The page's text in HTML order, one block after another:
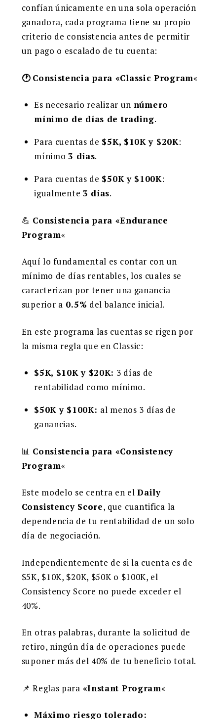
confían únicamente en una sola operación
ganadora, cada programa tiene su propio
criterio de consistencia antes de permitir
un pago o escalado de tu cuenta:
🕐 Consistencia para «Classic Program«
Es necesario realizar un número
mínimo de días de trading.
Para cuentas de $5K, $10K y $20K:
mínimo3 días.
Para cuentas de $50K y $100K:
igualmente 3 días.
💪 Consistencia para «Endurance
Program«
Aquí lo fundamental es contar con un
mínimo de días rentables, los cuales se
caracterizan por tener una ganancia
superior a 0.5% del balance inicial.
En este programa las cuentas se rigen por
la misma regla que en Classic:
$5K, $10K y $20K: 3 días de
rentabilidad como mínimo.
$50K y $100K: al menos 3 días de
ganancias.
📊 Consistencia para «Consistency
Program«
Este modelo se centra en elDaily
Consistency Score, que cuantifica la
dependencia de tu rentabilidad de un solo
día de negociación.
Independientemente de si la cuenta es de
$5K, $10K, $20K, $50K o $100K, el
Consistency Score no puede exceder el
40%.
En otras palabras, durante la solicitud de
retiro, ningún día de operaciones puede
suponer más del 40% de tu beneficio total.
📌 Reglas para «Instant Program«
Máximo riesgo tolerado: